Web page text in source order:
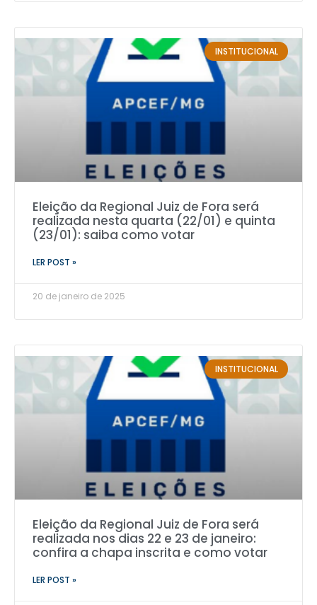
INSTITUCIONAL
Eleição da Regional Juiz de Fora será
realizada nesta quarta (22/01) e quinta
(23/01): saiba como votar
LER POST »
20 de janeiro de 2025
INSTITUCIONAL
Eleição da Regional Juiz de Fora será
realizada nos dias 22 e 23 de janeiro:
confira a chapa inscrita e como votar
LER POST »